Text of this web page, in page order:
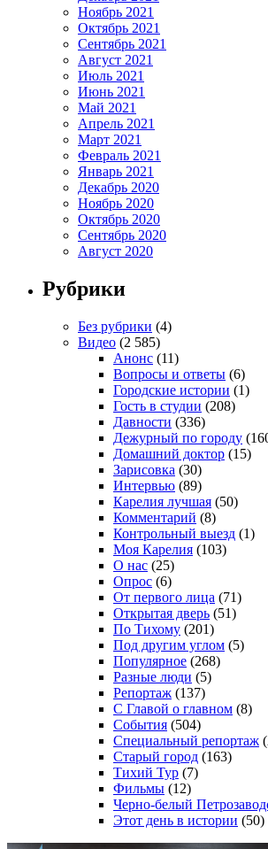
Ноябрь 2021
Октябрь 2021
Сентябрь 2021
Август 2021
Июль 2021
Июнь 2021
Май 2021
Апрель 2021
Март 2021
Февраль 2021
Январь 2021
Декабрь 2020
Ноябрь 2020
Октябрь 2020
Сентябрь 2020
Август 2020
Рубрики
Без рубрики (4)
Видео (2 585)
Анонс (11)
Вопросы и ответы (6)
Городские истории (1)
Гость в студии (208)
Давности (336)
Дежурный по городу
Домашний доктор (15)
Зарисовка (30)
Интервью (89)
Карелия лучшая (50)
Комментарий (8)
Контрольный выезд (1)
Моя Карелия (103)
О нас (25)
Опрос (6)
От первого лица (71)
Открытая дверь (51)
По Тихому (201)
Под другим углом (5)
Популярное (268)
Разные люди (5)
Репортаж (137)
С Главой о главном (8)
События (504)
Специальный репортаж
Старый город (163)
Тихий Тур (7)
Фильмы (12)
Черно-белый
Этот день в истории (50)